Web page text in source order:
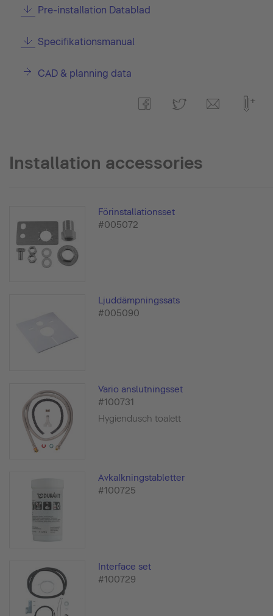
Pre-installation Datablad
Specifikationsmanual
CAD & planning data
Installation accessories
Förinstallationsset
#005072
Ljuddämpningssats
#005090
Vario anslutningsset
#100731
Hygiendusch toalett
Avkalkningstabletter
#100725
Interface set
#100729